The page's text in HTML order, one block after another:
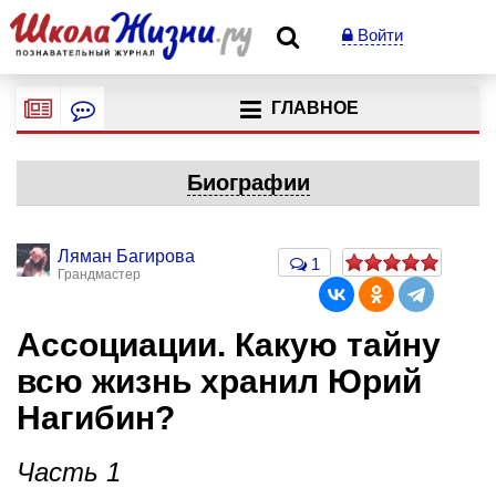
Войти
ГЛАВНОЕ
Биографии
Ляман Багирова
Грандмастер
1
Ассоциации. Какую тайну
всю жизнь хранил Юрий
Нагибин?
Часть 1